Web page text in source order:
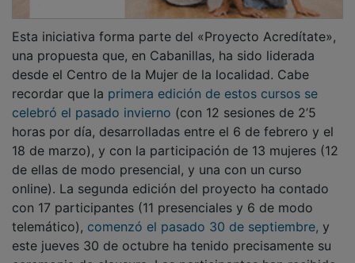
una propuesta que, en Cabanillas, ha sido liderada
desde el Centro de la Mujer de la localidad. Cabe
recordar que la primera edición de estos cursos se
celebró el pasado invierno(con 12 sesiones de 2’5
horas por día, desarrolladas entre el 6 de febrero y el
18 de marzo), y con la participación de 13 mujeres (12
de ellas de modo presencial, y una con un curso
online). La segunda edición del proyecto ha contado
con 17 participantes (11 presenciales y 6 de modo
telemático),comenzó el pasado 30 de septiembre,
este jueves 30 de octubre ha tenido precisamente su
ceremonia de clausura. Las participantes han recibido,